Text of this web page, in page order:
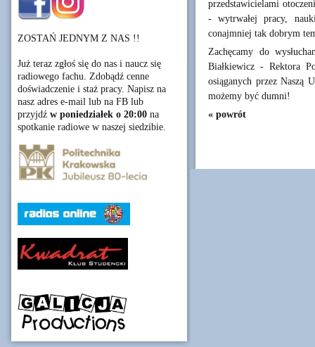
ZOSTAŃ JEDNYM Z NAS !!
Już teraz zgłoś się do nas i naucz się
radiowego fachu. Zdobądź cenne
doświadczenie i staż pracy. Napisz na
nasz adres e-mail lub na FB lub
przyjdź w poniedziałek o 20:00 na
spotkanie radiowe w naszej siedzibie.
przedstawicielami
- wytrwałej pracy,
conajmniej tak dobrym
Zachęcamy do
Białkiewicz - Rektora
osiąganych przez Naszą
możemy być dumni!
« powrót